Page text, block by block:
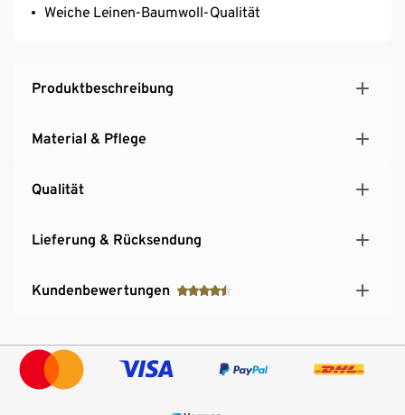
Weiche Leinen-Baumwoll-Qualität
Produktbeschreibung
Material & Pflege
Qualität
Lieferung & Rücksendung
Kundenbewertungen